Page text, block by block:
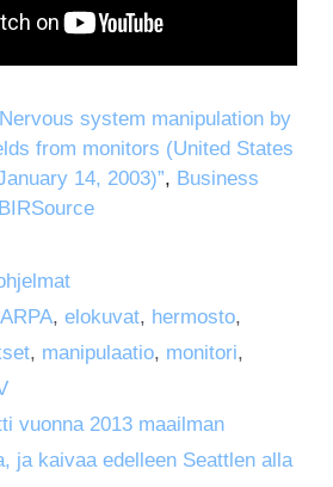
system manipulation by
from monitors (United States
14, 2003)”, Business
,elokuvat, hermosto,
, manipulaatio, monitori,
vuonna 2013 maailman
ja kaivaa edelleen Seattlen alla